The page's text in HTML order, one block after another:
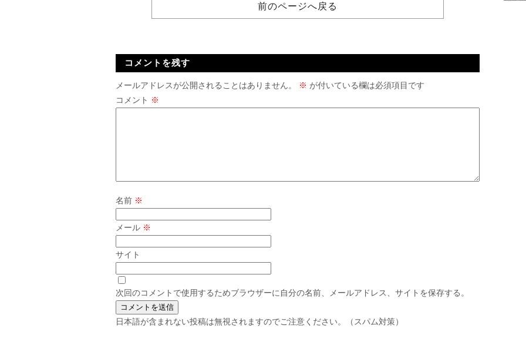
前のページへ戻る
コメントを残す
メールアドレスが公開されることはありません。 ※ が付いている欄は必須項目です
コメント ※
名前 ※
メール ※
サイト
次回のコメントで使用するためブラウザーに自分の名前、メールアドレス、サイトを保存する。
日本語が含まれない投稿は無視されますのでご注意ください。（スパム対策）